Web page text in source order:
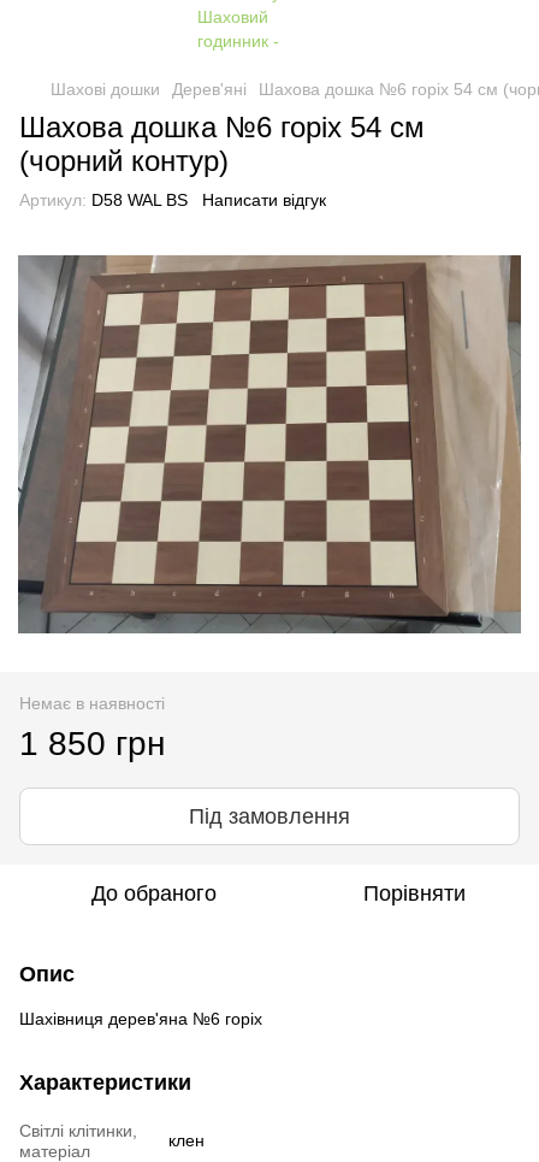
Шахові дошки Дерев'яні Шахова дошка №6 горіх 54 см
Шахова дошка №6 горіх 54 см
(чорний контур)
Артикул: D58 WAL BS Написати відгук
Немає в наявності
1 850 грн
Під замовлення
До обраного Порівняти
Опис
Шахівниця дерев'яна №6 горіх
Характеристики
Світлі клітинки,
матеріал
клен